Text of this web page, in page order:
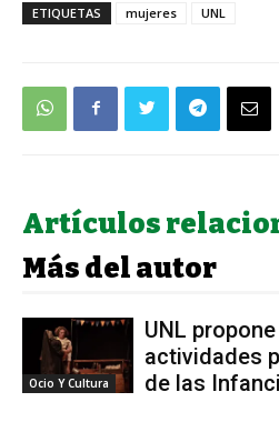
ETIQUETAS mujeres UNL
Artículos
Más del autor
Ocio Y Cultura
UNL
actividades
de las